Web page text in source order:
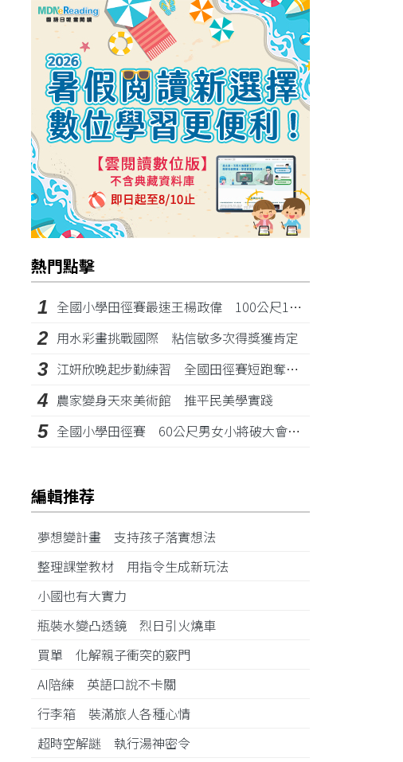
熱門點擊
1 全國小學田徑賽最速王楊政偉 100公尺11秒87奪金
2 用水彩畫挑戰國際 粘信敏多次得獎獲肯定
3 江姸欣晚起步勤練習 全國田徑賽短跑奪金摘銅
4 農家變身天來美術館 推平民美學實踐
5 全國小學田徑賽 60公尺男女小將破大會紀錄
編輯推荐
夢想變計畫 支持孩子落實想法
整理課堂教材 用指令生成新玩法
小國也有大實力
瓶裝水變凸透鏡 烈日引火燒車
買單 化解親子衝突的竅門
AI陪練 英語口說不卡關
行李箱 裝滿旅人各種心情
超時空解謎 執行湯神密令